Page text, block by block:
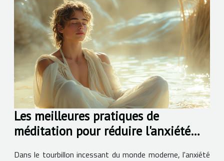
Les meilleures pratiques de
méditation pour réduire l'anxiété
Dans le tourbillon incessant du monde moderne, l'anxiété